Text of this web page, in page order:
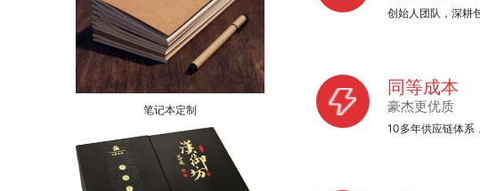
笔记本定制
创始人团队，深耕
同等成本
豪杰更优质
10多年供应链体系